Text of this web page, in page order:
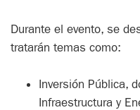
Durante el evento, se
tratarán temas como:
Inversión Pública,
Infraestructura y